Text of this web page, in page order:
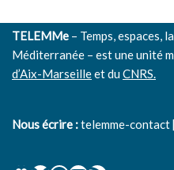
TELEMMe – Temps, espaces,
Méditerranée – est une unité
d’Aix-Marseilleet duCNRS.
Nous écrire :telemme-